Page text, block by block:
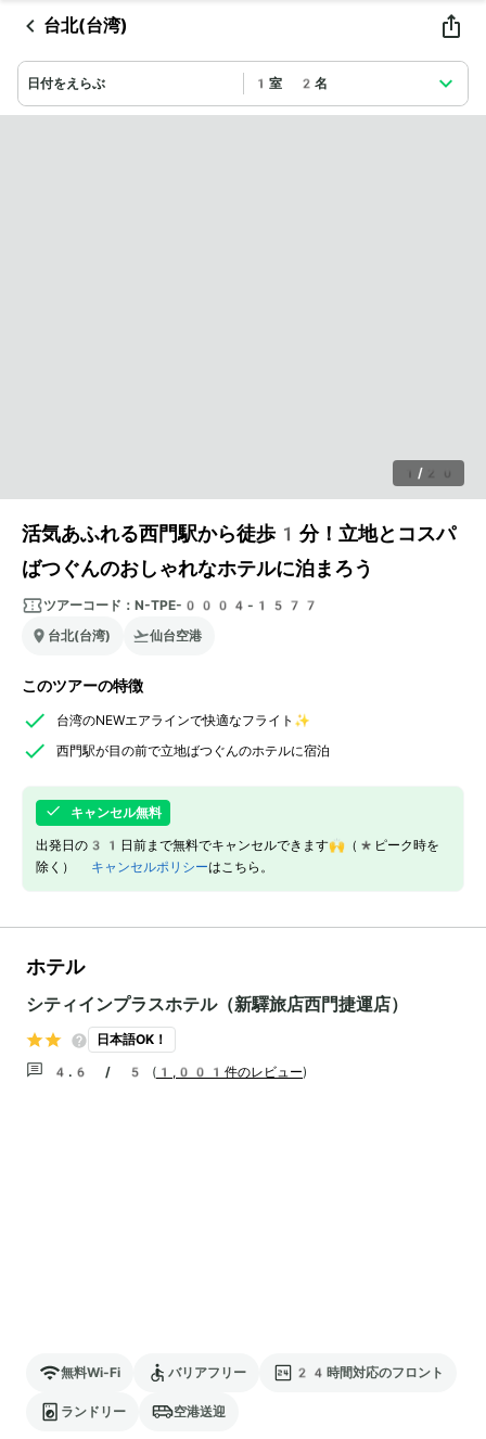
台北(台湾)
日付をえらぶ 1室 2名
1 / 20
活気あふれる西門駅から徒歩1分！立地とコスパ
ばつぐんのおしゃれなホテルに泊まろう
ツアーコード： N-TPE-0004-1577
台北(台湾)
仙台空港
このツアーの特徴
台湾のNEWエアラインで快適なフライト✨
西門駅が目の前で立地ばつぐんのホテルに宿泊
キャンセル無料
出発日の31日前まで無料でキャンセルできます🙌（*ピーク時を
除く） キャンセルポリシーはこちら。
ホテル
シティインプラスホテル（新驛旅店西門捷運店）
日本語OK！
4.6 / 5 ( 1,001件のレビュー)
無料Wi-Fi バリアフリー 24時間対応のフロント
ランドリー 空港送迎